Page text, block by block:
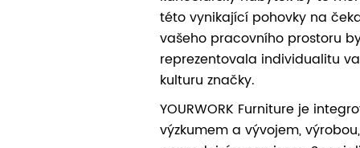
této vynikající pohovky na
vašeho pracovního prostoru
reprezentovala individualitu
kulturu značky.
YOURWORK Furniture je
výzkumem a vývojem,